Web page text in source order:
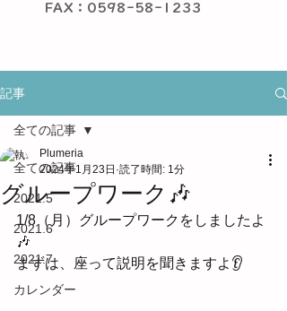
​ FAX：0598-58-1233
記事
全ての記事
2021.5
2021.6
2021.7
カレンダー
全ての記事
グループワーク🎶
Plumeria
2024年1月23日 読了時間: 1分
1/8（月）グループワークをしましたよ
🎶
まずは、座って説明を聞きますよ👂